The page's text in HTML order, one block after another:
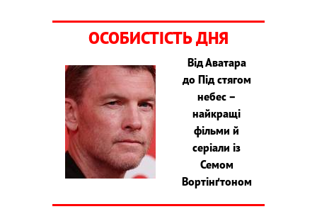
ОСОБИСТІСТЬ ДНЯ
Від Аватара
до Під стягом
небес –
найкращі
фільми й
серіали із
Семом
Вортінґтоном